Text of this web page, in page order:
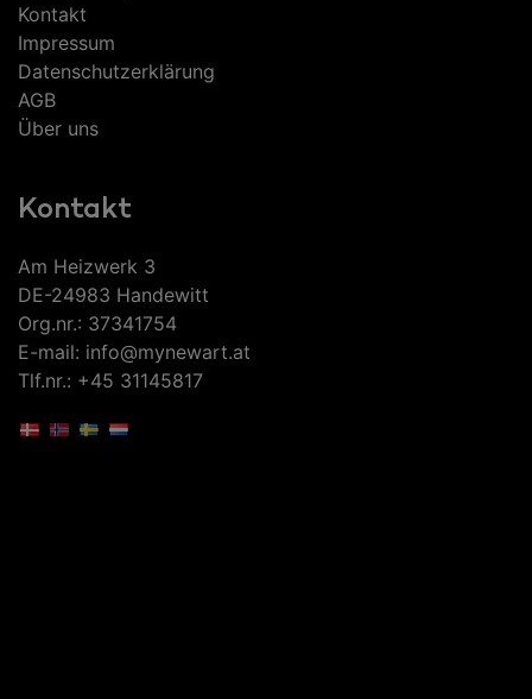
Kontakt
Impressum
Datenschutzerklärung
AGB
Über uns
Kontakt
Am Heizwerk 3
DE-24983 Handewitt
Org.nr.: 37341754
E-mail: info@mynewart.at
Tlf.nr.: +45 31145817